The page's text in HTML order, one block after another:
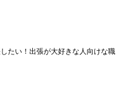
たい！出張が大好きな人向けな職